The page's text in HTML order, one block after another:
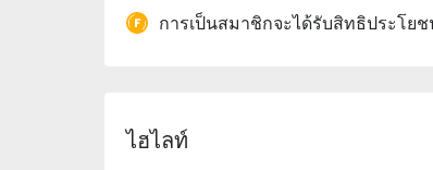
การเป็นสมาชิกจะได้รับสิทธิประโยช
ไฮไลท์